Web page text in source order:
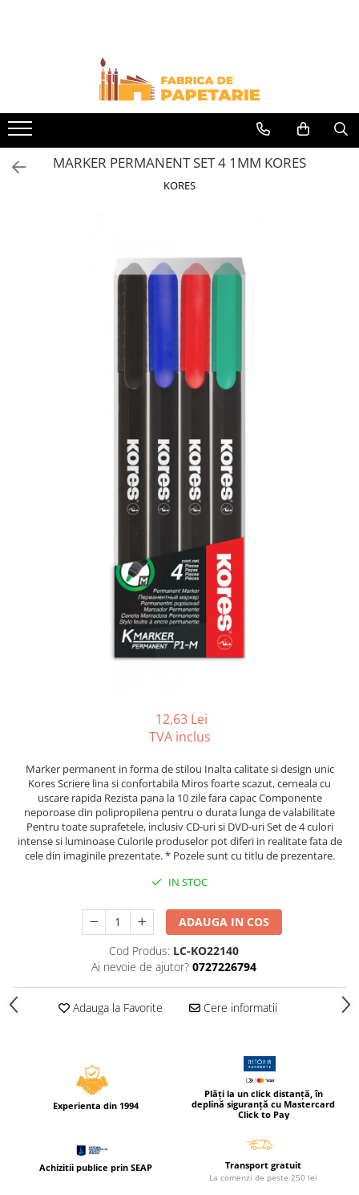
Hartie si articole din hartie
Hartie color pentru copiator
Papetarie personalizata
Bloc Notes-uri spiralizate
Tipizate autocopiative
Tipizate offset personalizate
Produse si rechizite scolare
Caiete si produse din hartie
Caiete incepatori Tip I, II, III
Hartie creponata
Hartie glacee
Vocabulare
Ierbare scolare
Etichete scolare
Acuarele, guase, tempera si
Accesorii pictura
Creioane
Creioane cerate
Creioane mecanice si rezerve
Cerneala si rezerva pentru stilou
Creta scolara
MARKER PERMANENT SET 4 1MM KORES
KORES
12,63 Lei
TVA inclus
Marker permanent in forma de stilou Inalta calitate si design unic
Kores Scriere lina si confortabila Miros foarte scazut, cerneala cu
uscare rapida Rezista pana la 10 zile fara capac Componente
neporoase din polipropilena pentru o durata lunga de valabilitate
Pentru toate suprafetele, inclusiv CD-uri si DVD-uri Set de 4 culori
intense si luminoase Culorile produselor pot diferi in realitate fata de
cele din imaginile prezentate. * Pozele sunt cu titlu de prezentare.
IN STOC
ADAUGA IN COS
Cod Produs: LC-KO22140
Ai nevoie de ajutor? 0727226794
Adauga la Favorite Cere informatii
Experienta din 1994
Plăți la un click distanță, în
deplină siguranță cu Mastercard
Click to Pay
Achizitii publice prin SEAP Transport gratuit
La comenzi de peste 250 lei